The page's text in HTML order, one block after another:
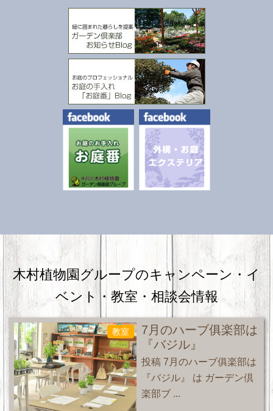
木村植物園グループのキャンペーン・ イ
ベント・教室・相談会情報
教室
7月のハーブ俱楽部は
『バジル』
投稿 7月のハーブ俱楽部は
『バジル』 は ガーデン倶
楽部ブ ...